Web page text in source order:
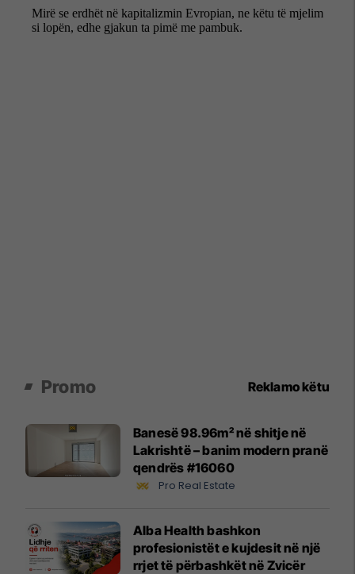
Promo Reklamo këtu
Banesë 98.96m² në shitje në
Lakrishtë – banim modern pranë
qendrës #16060
Pro Real Estate
Alba Health bashkon
profesionistët e kujdesit në një
rrjet të përbashkët në Zvicër